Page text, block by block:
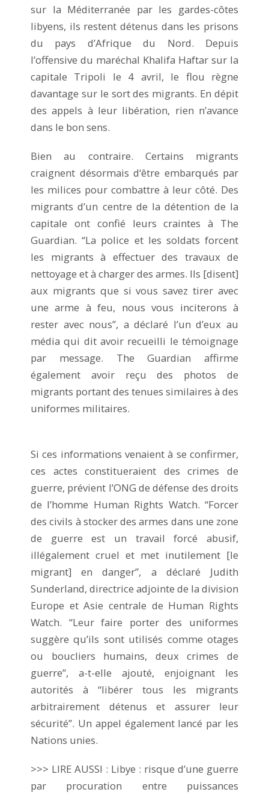
sur la Méditerranée par les gardes-côtes
libyens, ils restent détenus dans les prisons
du pays d’Afrique du Nord. Depuis
l’offensive du maréchal Khalifa Haftar sur la
capitale Tripoli le 4 avril, le flou règne
davantage sur le sort des migrants. En dépit
des appels à leur libération, rien n’avance
dans le bon sens.
Bien au contraire. Certains migrants
craignent désormais d‘être embarqués par
les milices pour combattre à leur côté. Des
migrants d’un centre de la détention de la
capitale ont confié leurs craintes à The
Guardian. “La police et les soldats forcent
les migrants à effectuer des travaux de
nettoyage et à charger des armes. Ils [disent]
aux migrants que si vous savez tirer avec
une arme à feu, nous vous inciterons à
rester avec nous”, a déclaré l’un d’eux au
média qui dit avoir recueilli le témoignage
par message. The Guardian affirme
également avoir reçu des photos de
migrants portant des tenues similaires à des
uniformes militaires.
Si ces informations venaient à se confirmer,
ces actes constitueraient des crimes de
guerre, prévient l’ONG de défense des droits
de l’homme Human Rights Watch. “Forcer
des civils à stocker des armes dans une zone
de guerre est un travail forcé abusif,
illégalement cruel et met inutilement [le
migrant] en danger”, a déclaré Judith
Sunderland, directrice adjointe de la division
Europe et Asie centrale de Human Rights
Watch. “Leur faire porter des uniformes
suggère qu’ils sont utilisés comme otages
ou boucliers humains, deux crimes de
guerre”, a-t-elle ajouté, enjoignant les
autorités à “libérer tous les migrants
arbitrairement détenus et assurer leur
sécurité”. Un appel également lancé par les
Nations unies.
>>> LIRE AUSSI : Libye : risque d’une guerre
par procuration entre puissances